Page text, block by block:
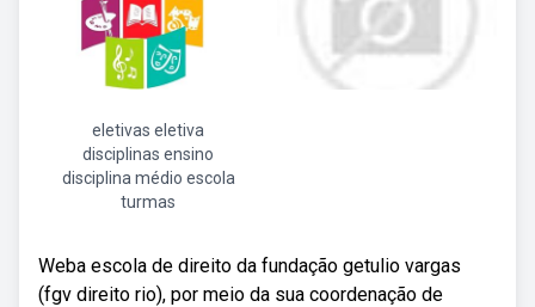
eletivas eletiva
disciplinas ensino
disciplina médio escola
turmas
Weba escola de direito da fundação getulio vargas
(fgv direito rio), por meio da sua coordenação de